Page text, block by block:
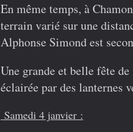
En même temps, à
terrain varié sur une
Alphonse Simond est
Une grande et belle fête
éclairée par des lanternes
Samedi 4 janvier :